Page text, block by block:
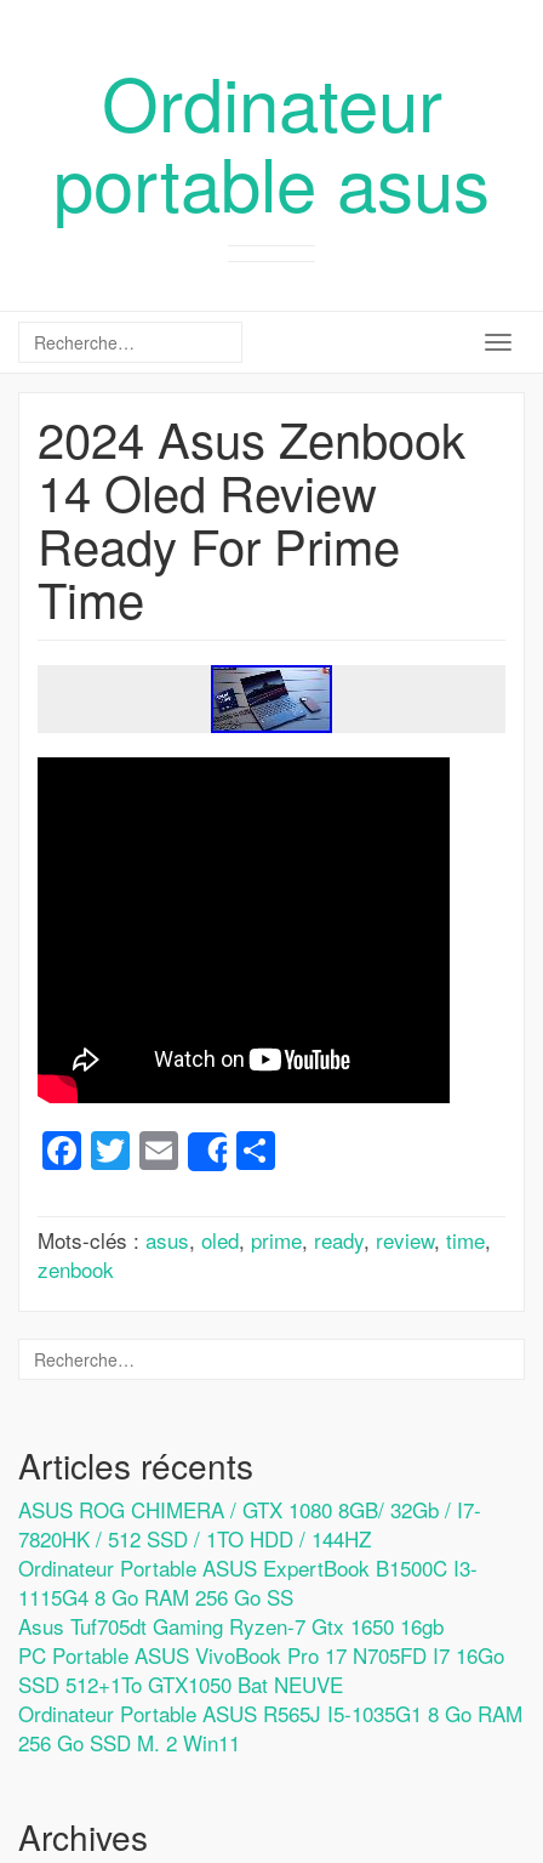
Ordinateur
portable asus
2024 Asus Zenbook
14 Oled Review
Ready For Prime
Time
Facebook
Twitter
Email
Share
Mots-clés : asus, oled, prime, ready, review, time,
zenbook
Articles récents
ASUS ROG CHIMERA / GTX 1080 8GB/ 32Gb / I7-
7820HK / 512 SSD / 1TO HDD / 144HZ
Ordinateur Portable ASUS ExpertBook B1500C I3-
1115G4 8 Go RAM 256 Go SS
Asus Tuf705dt Gaming Ryzen-7 Gtx 1650 16gb
PC Portable ASUS VivoBook Pro 17 N705FD I7 16Go
SSD 512+1To GTX1050 Bat NEUVE
Ordinateur Portable ASUS R565J I5-1035G1 8 Go RAM
256 Go SSD M. 2 Win11
Archives